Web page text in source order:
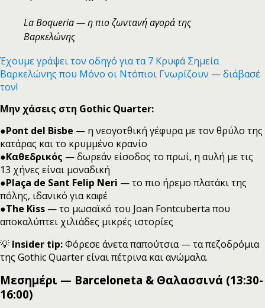
La Boqueria — η πιο ζωντανή αγορά της
Βαρκελώνης
Έχουμε γράψει τον οδηγό για τα 7 Κρυφά Σημεία
Βαρκελώνης που Μόνο οι Ντόπιοι Γνωρίζουν — διάβασέ
τον!
Μην χάσεις στη Gothic Quarter:
●Pont del Bisbe — η νεογοτθική γέφυρα με τον θρύλο της
κατάρας και το κρυμμένο κρανίο
●Καθεδρικός — δωρεάν είσοδος το πρωί, η αυλή με τις
13 χήνες είναι μοναδική
●Plaça de Sant Felip Neri — το πιο ήρεμο πλατάκι της
πόλης, ιδανικό για καφέ
●The Kiss — το μωσαϊκό του Joan Fontcuberta που
αποκαλύπτει χιλιάδες μικρές ιστορίες
💡 Insider tip:Φόρεσε άνετα παπούτσια — τα πεζοδρόμια
της Gothic Quarter είναι πέτρινα και ανώμαλα.
Μεσημέρι — Barceloneta & Θαλασσινά (13:30-
16:00)